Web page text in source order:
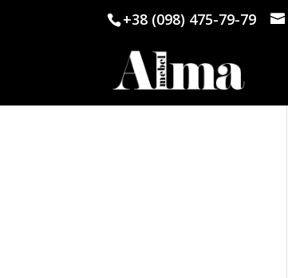
+38 (098) 475-79-79